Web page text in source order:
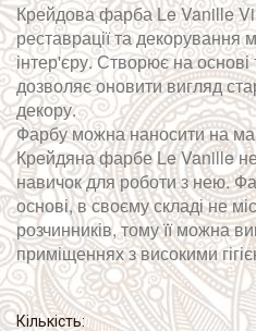
Крейдова фарба Le Vanille
реставрації та декорування
інтер'єру. Створює на
дозволяє оновити вигляд
декору.
Фарбу можна наносити на
Крейдяна фарбе Le Vanille
навичок для роботи з нею.
основі, в своєму складі не
розчинників, тому її можна
приміщеннях з високими
Кількість: